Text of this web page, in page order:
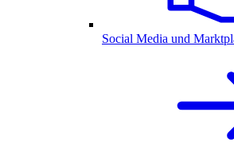
Social Media und